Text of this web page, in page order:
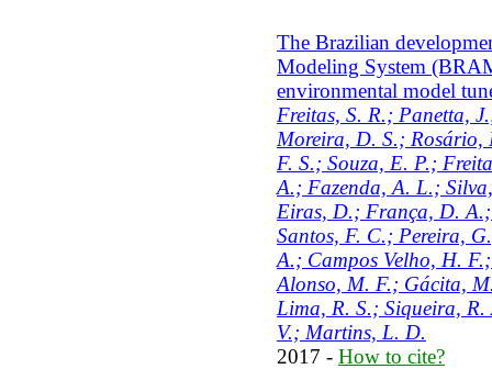
The Brazilian
Modeling System
environmental model
Freitas, S. R.; Panetta,
Moreira, D. S.;
F. S.; Souza, E. P.;
A.; Fazenda, A. L.;
Eiras, D.; França, D.
Santos, F. C.; Pereira,
A.; Campos Velho, H.
Alonso, M. F.; Gácita,
Lima, R. S.; Siqueira,
V.; Martins, L. D.
2017 - How to cite?